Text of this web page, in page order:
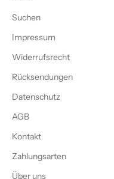
Suchen
Impressum
Widerrufsrecht
Rücksendungen
Datenschutz
AGB
Kontakt
Zahlungsarten
Über uns